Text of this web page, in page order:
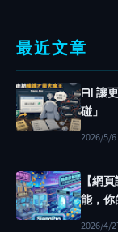
站
設
S
I
N
G
.
最近文章
AI 讓
碰」
2026/5/6
【網
能，你
2026/4/